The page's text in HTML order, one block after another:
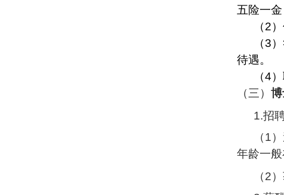
五险一
（2
（3
待遇。
（4
（三） 博
1.招
（1
年龄一般
（2